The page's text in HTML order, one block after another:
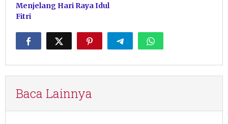
Menjelang Hari Raya Idul
Fitri
Baca Lainnya